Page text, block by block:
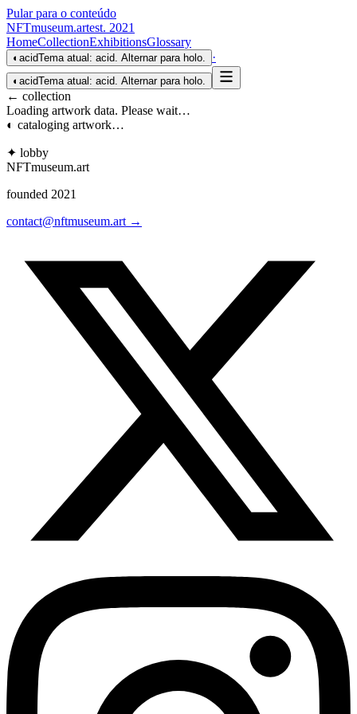
Pular para o conteúdo
NFTmuseum.artest. 2021
HomeCollectionExhibitionsGlossary
◐ acidTema atual: acid. Alternar para holo. ·
◐ acidTema atual: acid. Alternar para holo.
← collection
Loading artwork data. Please wait…
◐ cataloging artwork…
✦ lobby
NFTmuseum.art
founded 2021
contact@nftmuseum.art →